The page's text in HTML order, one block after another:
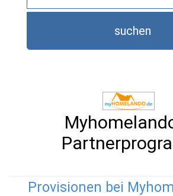
suchen
Provisionen bei